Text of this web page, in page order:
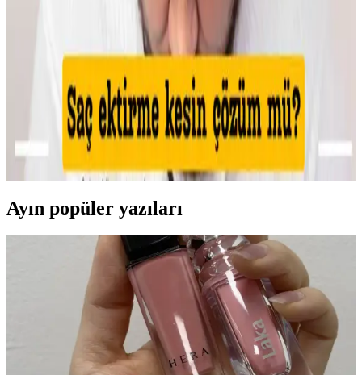
Kaş bölgesinde oluşan sivilcelerde buz uygulaması, antibakteriyel
kremler ve hidrojel bant kullanımı ile şişlik azaltılır. Yeşil renk
düzeltici ve kapatıcı ile makyajla görünüm minimize edilir, cilt
sağlığı korunur.
Makyajda Kötü Günlerin Nedenleri, Çözümleri ve
Psikolojik Etkileri Üzerine Analiz
Makyajda kötü günlerin teknik nedenleri, cilt koşullarının etkisi ve
uygulama hataları detaylıca inceleniyor. Ayrıca, psikolojik etkiler ve
sosyal algı üzerine önemli bilgiler sunuluyor.
Ayın popüler yazıları